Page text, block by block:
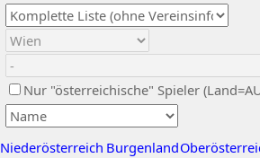
Nur "österreichische" Spieler
Niederösterreich Burgenland